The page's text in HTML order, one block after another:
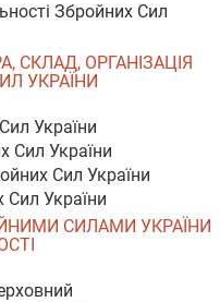
Збройних Сил
СКЛАД, ОРГАНІЗАЦІЯ
УКРАЇНИ
України
Сил України
Сил України
Сил України
СИЛАМИ УКРАЇНИ